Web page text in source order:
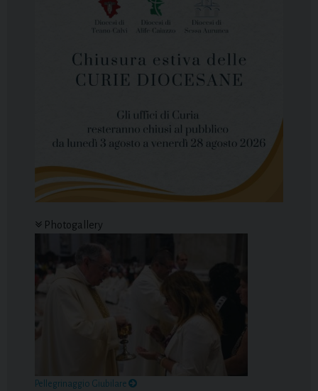
Photogallery
Pellegrinaggio Giubilare